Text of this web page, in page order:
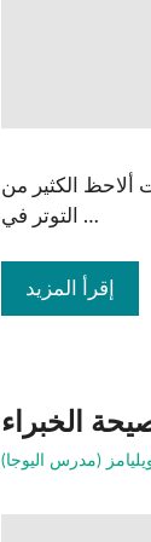
ألاحظ الكثير من
التوتر في …
إقرأ المزيد
الخبراء
(مدرس اليوجا)